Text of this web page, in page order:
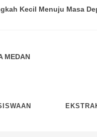
Kecil Menuju Masa
Dari Pakar hingga
MEDAN